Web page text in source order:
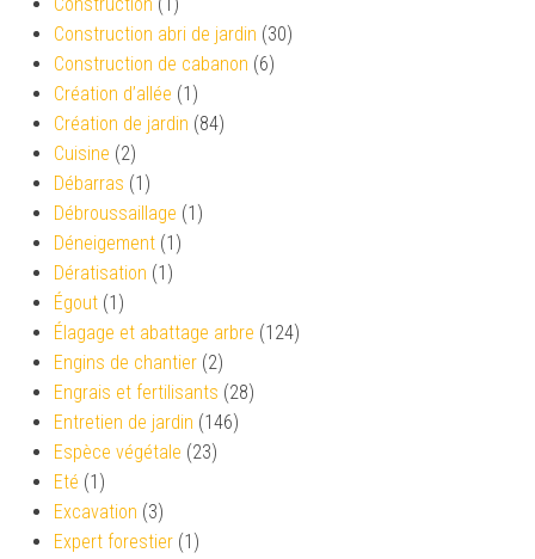
Construction abri de jardin (30)
Construction de cabanon (6)
Création d’allée (1)
Création de jardin (84)
Cuisine (2)
Débarras (1)
Débroussaillage (1)
Déneigement (1)
Dératisation (1)
Égout (1)
Élagage et abattage arbre (124)
Engins de chantier (2)
Engrais et fertilisants (28)
Entretien de jardin (146)
Espèce végétale (23)
Eté (1)
Excavation (3)
Expert forestier (1)